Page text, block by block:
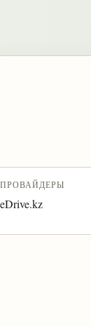
ПРОВАЙДЕРЫ
eDrive.kz